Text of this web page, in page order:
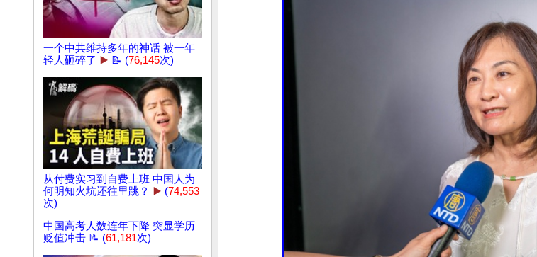
一个中共维持多年的神话 被一年
轻人砸碎了 ▶️ 📝 (76,145次)
从付费实习到自费上班 中国人为
何明知火坑还往里跳？
▶️ (74,553
次)
中国高考人数连年下降 突显学历
贬值冲击 📝 (61,181次)